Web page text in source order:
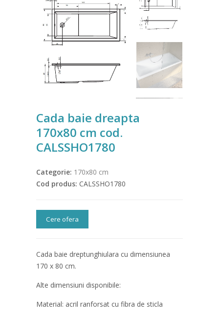
Cada baie dreapta
170x80 cm cod.
CALSSHO1780
Categorie: 170x80 cm
Cod produs: CALSSHO1780
Cere ofera
Cada baie dreptunghiulara cu dimensiunea
170 x 80 cm.
Alte dimensiuni disponibile:
Material: acril ranforsat cu fibra de sticla